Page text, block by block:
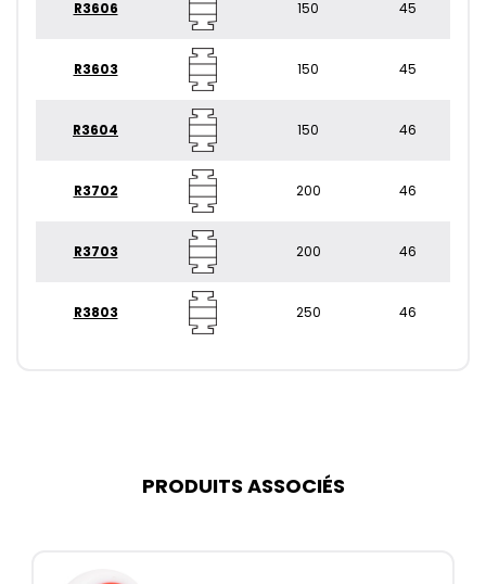
R3606 150 45
R3603 150 45
R3604 150 46
R3702 200 46
R3703 200 46
R3803 250 46
PRODUITS ASSOCIÉS